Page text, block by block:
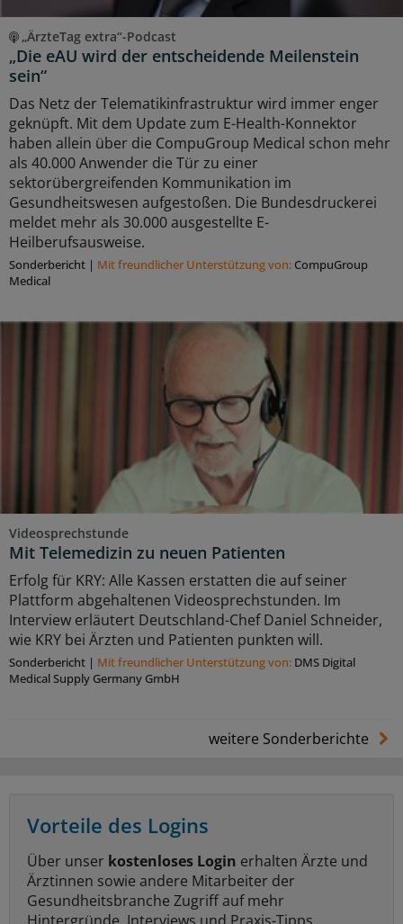
„ÄrzteTag extra“-Podcast
„Die eAU wird der entscheidende Meilenstein
sein“
Das Netz der Telematikinfrastruktur wird immer enger
geknüpft. Mit dem Update zum E-Health-Konnektor
haben allein über die CompuGroup Medical schon mehr
als 40.000 Anwender die Tür zu einer
sektorübergreifenden Kommunikation im
Gesundheitswesen aufgestoßen. Die Bundesdruckerei
meldet mehr als 30.000 ausgestellte E-
Heilberufsausweise.
Sonderbericht | Mit freundlicher Unterstützung von: CompuGroup
Medical
Videosprechstunde
Mit Telemedizin zu neuen Patienten
Erfolg für KRY: Alle Kassen erstatten die auf seiner
Plattform abgehaltenen Videosprechstunden. Im
Interview erläutert Deutschland-Chef Daniel Schneider,
wie KRY bei Ärzten und Patienten punkten will.
Sonderbericht | Mit freundlicher Unterstützung von: DMS Digital
Medical Supply Germany GmbH
weitere Sonderberichte
Vorteile des Logins
Über unser kostenloses Login erhalten Ärzte und
Ärztinnen sowie andere Mitarbeiter der
Gesundheitsbranche Zugriff auf mehr